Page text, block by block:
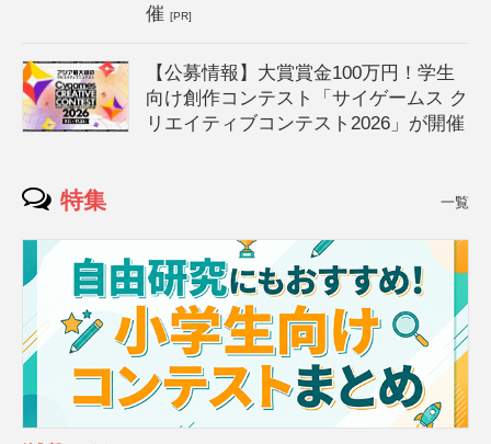
催[PR]
【公募情報】大賞賞金100万円！学生
向け創作コンテスト「サイゲームス ク
リエイティブコンテスト2026」が開催
特集 一覧